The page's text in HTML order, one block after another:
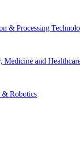
& Processing
Medicine and
& Robotics